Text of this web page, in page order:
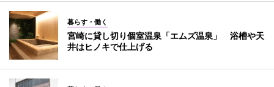
暮らす・働く
宮崎に貸し切り個室温泉「エムズ温泉」 浴槽や天
井はヒノキで仕上げる